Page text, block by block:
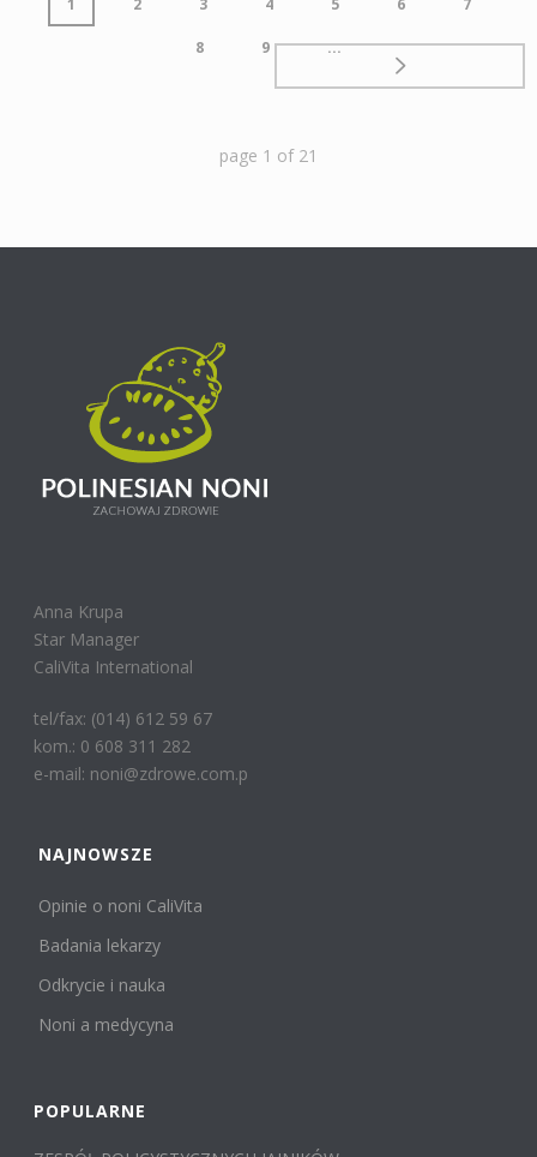
1 2 3 4 5 6 7
8 9 ...
page 1 of 21
Anna Krupa
Star Manager
CaliVita International
tel/fax: (014) 612 59 67
kom.: 0 608 311 282
e-mail: noni@zdrowe.com.p
NAJNOWSZE
Opinie o noni CaliVita
Badania lekarzy
Odkrycie i nauka
Noni a medycyna
POPULARNE